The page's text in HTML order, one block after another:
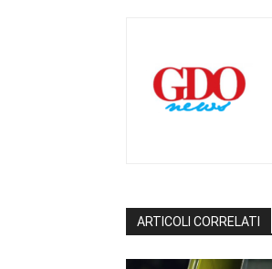
ARTICOLI CORRELATI